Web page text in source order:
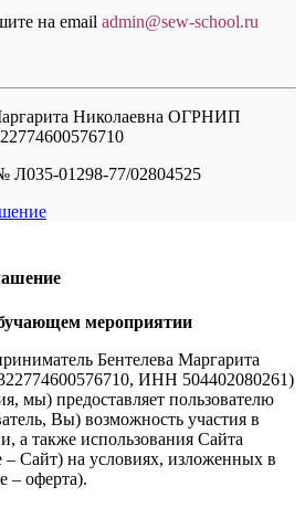
на email admin@sew-school.ru
Николаевна ОГРНИП
Л035-01298-77/02804525
мероприятии
Бентелева Маргарита
ИНН 504402080261)
мы) предоставляет пользователю
Вы) возможность участия в
а также использования Сайта
– Сайт) на условиях, изложенных в
– оферта).